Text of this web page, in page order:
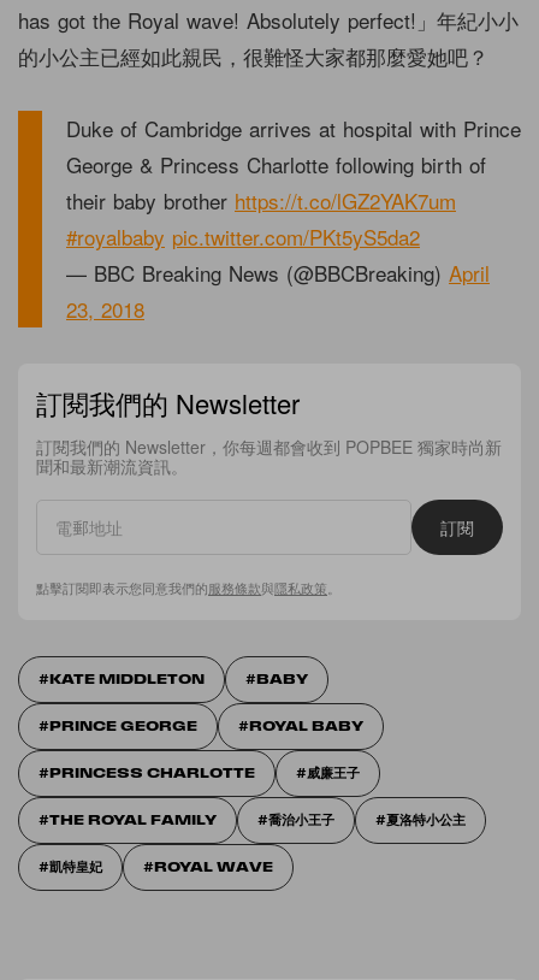
has got the Royal wave! Absolutely perfect!」年紀小小
的小公主已經如此親民，很難怪大家都那麼愛她吧？
Duke of Cambridge arrives at hospital with Prince
George & Princess Charlotte following birth of
their baby brother https://t.co/lGZ2YAK7um
#royalbaby pic.twitter.com/PKt5yS5da2
— BBC Breaking News (@BBCBreaking) April
23, 2018
訂閱我們的 Newsletter
訂閱我們的 Newsletter，你每週都會收到 POPBEE 獨家時尚新
聞和最新潮流資訊。
訂閱
點擊訂閱即表示您同意我們的服務條款與隱私政策
KATE MIDDLETON BABY
PRINCE GEORGE​ ROYAL BABY
PRINCESS CHARLOTTE 威廉王子
THE ROYAL FAMILY 喬治小王子 夏洛特小公主
凱特皇妃 ROYAL WAVE